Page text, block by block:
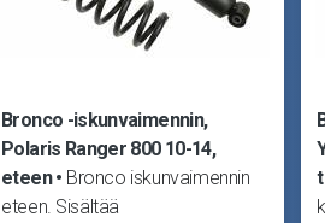
Bronco -iskunvaimennin,
Polaris Ranger 800 10-14,
eteen
Bronco iskunvaimennin
eteen. Sisältää